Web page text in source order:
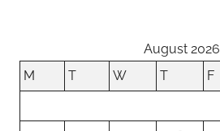
August 2026
M
T W T F